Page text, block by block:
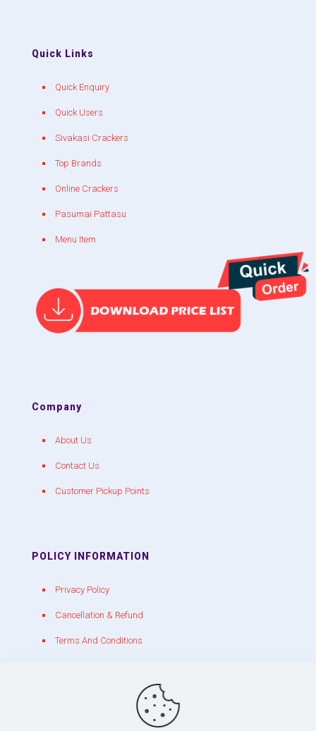
Quick Links
Quick Enquiry
Quick Users
Sivakasi Crackers
Top Brands
Online Crackers
Pasumai Pattasu
Menu Item
Company
About Us
Contact Us
Customer Pickup Points
POLICY INFORMATION
Privacy Policy
Cancellation & Refund
Terms And Conditions
CONTACT WITH US